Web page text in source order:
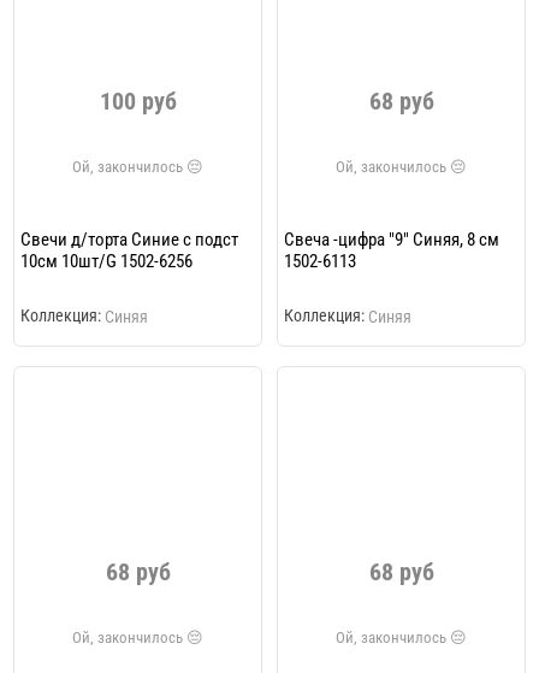
100 руб
Свечи д/торта Синие с подст
10см 10шт/G 1502-6256
Коллекция: Синяя
68 руб
Свеча -цифра "9" Синяя, 8 см
1502-6113
Коллекция: Синяя
68 руб 68 руб